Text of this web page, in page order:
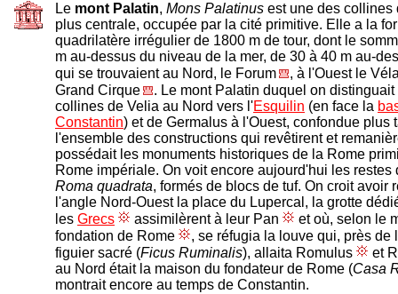
Le mont Palatin, Mons Palatinus est une des
plus centrale, occupée par la cité primitive. Elle a la
quadrilatère irrégulier de 1800 m de tour, dont le
m au-dessus du niveau de la mer, de 30 à 40 m au-
qui se trouvaient au Nord, le Forum
, à l'Ouest le
Grand Cirque
. Le mont Palatin duquel on
collines de Velia au Nord vers l'Esquilin (en face la
Constantin) et de Germalus à l'Ouest, confondue plus
l'ensemble des constructions qui revêtirent et
possédait les monuments historiques de la Rome
Rome impériale. On voit encore aujourd'hui les restes
Roma quadrata, formés de blocs de tuf. On croit avoir
l'angle Nord-Ouest la place du Lupercal, la grotte
les Grecs assimilèrent à leur Pan
et où, selon le
fondation de Rome
, se réfugia la louve qui, près de
figuier sacré (Ficus Ruminalis), allaita Romulus
et
au Nord était la maison du fondateur de Rome (Casa
montrait encore au temps de Constantin.